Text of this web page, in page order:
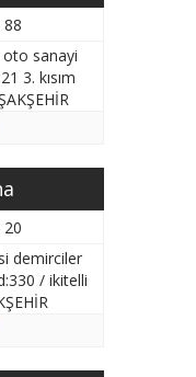
88
sanayi
3. kısım
20
demirciler
/ ikitelli